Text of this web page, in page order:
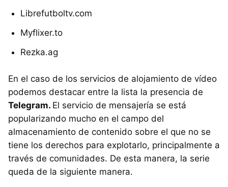
Librefutboltv.com
Myflixer.to
Rezka.ag
En el caso de los servicios de alojamiento de vídeo
podemos destacar entre la lista la presencia de
Telegram. El servicio de mensajería se está
popularizando mucho en el campo del
almacenamiento de contenido sobre el que no se
tiene los derechos para explotarlo, principalmente a
través de comunidades. De esta manera, la serie
queda de la siguiente manera.